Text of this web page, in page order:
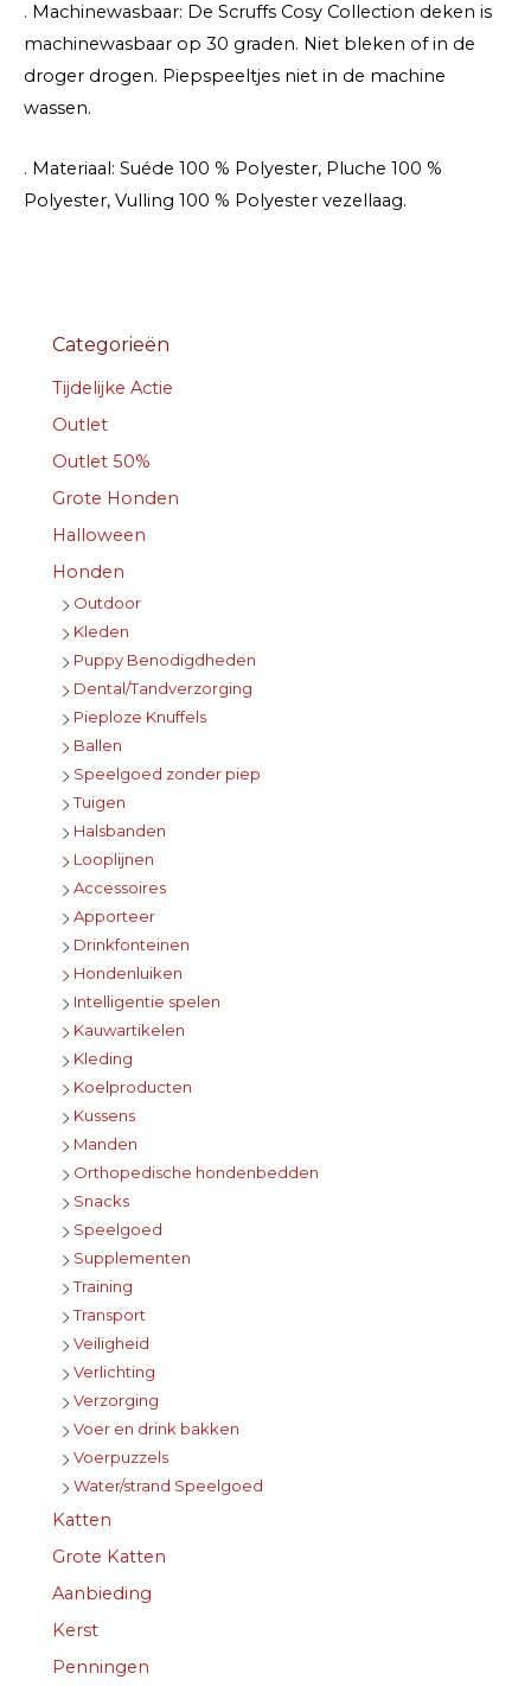
. Machinewasbaar: De Scruffs Cosy Collection deken is
machinewasbaar op 30 graden. Niet bleken of in de
droger drogen. Piepspeeltjes niet in de machine
wassen.
. Materiaal: Suéde 100 % Polyester, Pluche 100 %
Polyester, Vulling 100 % Polyester vezellaag.
Categorieën
Tijdelijke Actie
Outlet
Outlet 50%
Grote Honden
Halloween
Honden
Outdoor
Kleden
Puppy Benodigdheden
Dental/Tandverzorging
Pieploze Knuffels
Ballen
Speelgoed zonder piep
Tuigen
Halsbanden
Looplijnen
Accessoires
Apporteer
Drinkfonteinen
Hondenluiken
Intelligentie spelen
Kauwartikelen
Kleding
Koelproducten
Kussens
Manden
Orthopedische hondenbedden
Snacks
Speelgoed
Supplementen
Training
Transport
Veiligheid
Verlichting
Verzorging
Voer en drink bakken
Voerpuzzels
Water/strand Speelgoed
Katten
Grote Katten
Aanbieding
Kerst
Penningen